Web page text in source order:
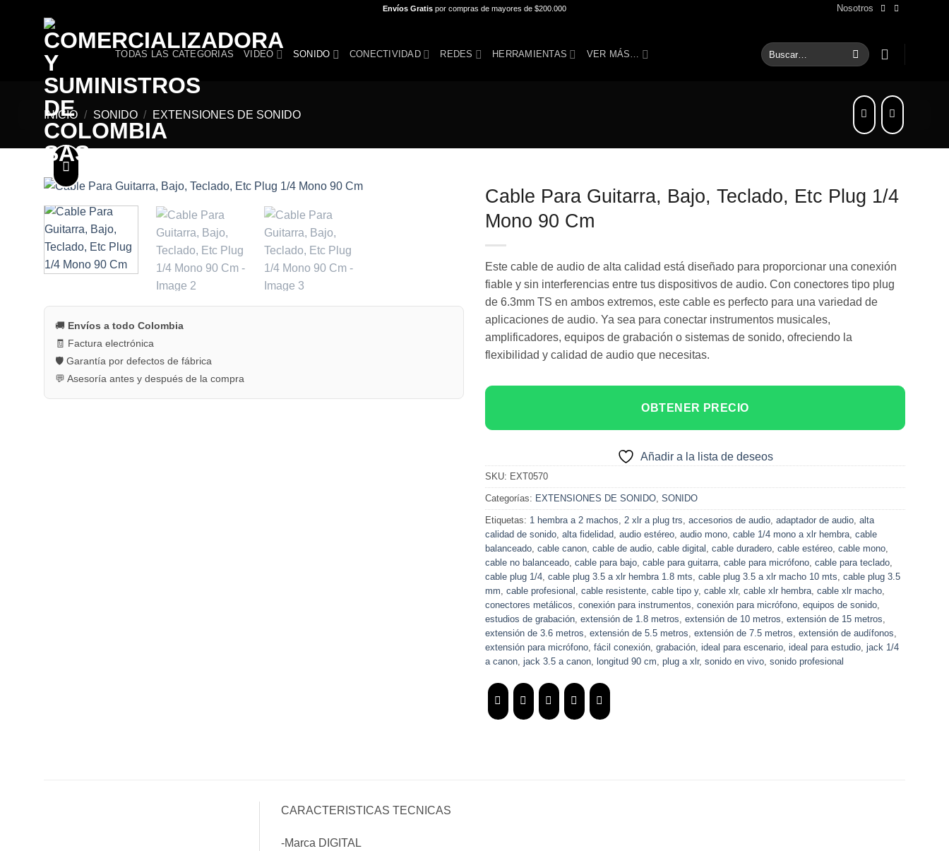
Envíos Gratis por compras de mayores de $200.000 Nosotros
TODAS LAS CATEGORIAS VIDEO SONIDO CONECTIVIDAD REDES HERRAMIENTAS VER MÁS…
Buscar
por:
INICIO / SONIDO / EXTENSIONES DE SONIDO
🚚 Envíos a todo Colombia
🧾 Factura electrónica
🛡️ Garantía por defectos de fábrica
💬 Asesoría antes y después de la compra
Cable Para Guitarra, Bajo, Teclado, Etc Plug 1/4
Mono 90 Cm
Este cable de audio de alta calidad está diseñado para proporcionar una conexión
fiable y sin interferencias entre tus dispositivos de audio. Con conectores tipo plug
de 6.3mm TS en ambos extremos, este cable es perfecto para una variedad de
aplicaciones de audio. Ya sea para conectar instrumentos musicales,
amplificadores, equipos de grabación o sistemas de sonido, ofreciendo la
flexibilidad y calidad de audio que necesitas.
OBTENER PRECIO
Añadir a la lista de deseos
SKU: EXT0570
Categorías: EXTENSIONES DE SONIDO, SONIDO
Etiquetas: 1 hembra a 2 machos, 2 xlr a plug trs, accesorios de audio, adaptador de audio, alta
calidad de sonido, alta fidelidad, audio estéreo, audio mono, cable 1/4 mono a xlr hembra, cable
balanceado, cable canon, cable de audio, cable digital , cable duradero, cable estéreo, cable mono,
cable no balanceado, cable para bajo, cable para guitarra, cable para micrófono, cable para teclado,
cable plug 1/4, cable plug 3.5 a xlr hembra 1.8 mts, cable plug 3.5 a xlr macho 10 mts, cable plug 3.5
mm, cable profesional , cable resistente, cable tipo y, cable xlr, cable xlr hembra, cable xlr macho,
conectores metálicos, conexión para instrumentos, conexión para micrófono, equipos de sonido,
estudios de grabación, extensión de 1.8 metros, extensión de 10 metros, extensión de 15 metros,
extensión de 3.6 metros, extensión de 5.5 metros, extensión de 7.5 metros, extensión de audífonos,
extensión para micrófono, fácil conexión, grabación, ideal para escenario, ideal para estudio, jack 1/4
a canon, jack 3.5 a canon, longitud 90 cm, plug a xlr, sonido en vivo, sonido profesional
CARACTERISTICAS TECNICAS
-Marca DIGITAL